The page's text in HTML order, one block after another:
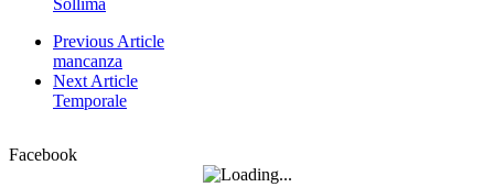
Sollima
Previous Article
mancanza
Next Article
Temporale
Facebook